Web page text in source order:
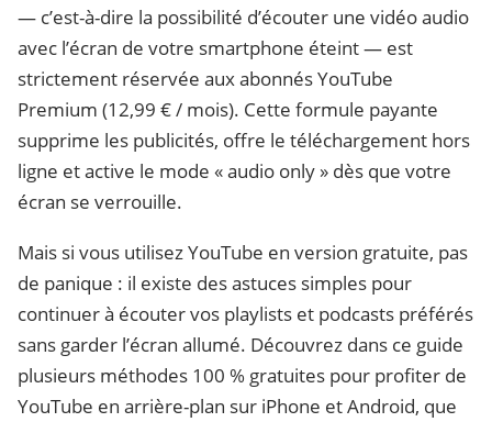
— c’est-à-dire la possibilité d’écouter une vidéo audio
avec l’écran de votre smartphone éteint — est
strictement réservée aux abonnés YouTube
Premium (12,99 € / mois). Cette formule payante
supprime les publicités, offre le téléchargement hors
ligne et active le mode « audio only » dès que votre
écran se verrouille.
Mais si vous utilisez YouTube en version gratuite, pas
de panique : il existe des astuces simples pour
continuer à écouter vos playlists et podcasts préférés
sans garder l’écran allumé. Découvrez dans ce guide
plusieurs méthodes 100 % gratuites pour profiter de
YouTube en arrière-plan sur iPhone et Android, que